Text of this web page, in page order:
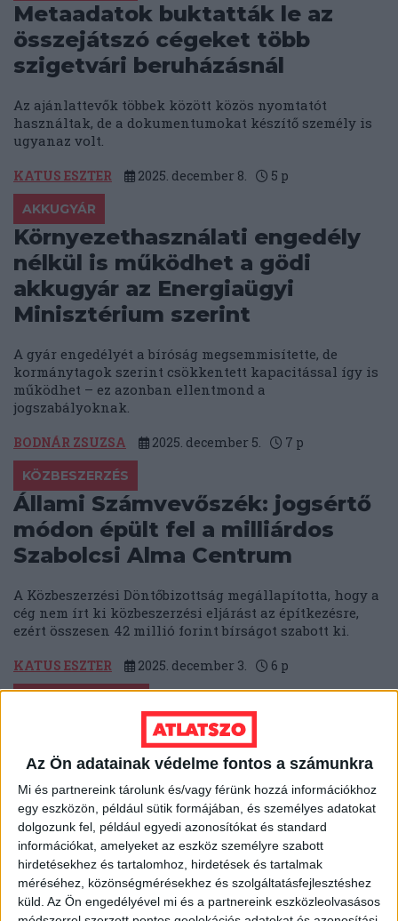
Az Ön adatainak védelme fontos a számunkra
Mi és partnereink tárolunk és/vagy férünk hozzá információkhoz
egy eszközön, például sütik formájában, és személyes adatokat
dolgozunk fel, például egyedi azonosítókat és standard
információkat, amelyeket az eszköz személyre szabott
hirdetésekhez és tartalomhoz, hirdetések és tartalmak
méréséhez, közönségmérésekhez és szolgáltatásfejlesztéshez
küld. Az Ön engedélyével mi és a partnereink eszközleolvasásos
Metaadatok buktatták le az
összejátszó cégeket több
szigetvári beruházásnál
Az ajánlattevők többek között közös nyomtatót
használtak, de a dokumentumokat készítő személy is
ugyanaz volt.
KATUS ESZTER 2025. december 8. 5 p
AKKUGYÁR
Környezethasználati engedély
nélkül is működhet a gödi
akkugyár az Energiaügyi
Minisztérium szerint
A gyár engedélyét a bíróság megsemmisítette, de
kormánytagok szerint csökkentett kapacitással így is
működhet – ez azonban ellentmond a
jogszabályoknak.
BODNÁR ZSUZSA 2025. december 5. 7 p
KÖZBESZERZÉS
Állami Számvevőszék: jogsértő
módon épült fel a milliárdos
Szabolcsi Alma Centrum
A Közbeszerzési Döntőbizottság megállapította, hogy a
cég nem írt ki közbeszerzési eljárást az építkezésre,
ezért összesen 42 millió forint bírságot szabott ki.
KATUS ESZTER 2025. december 3. 6 p
Nincs pénz a Lázár János
vadászháza felé vezető út
másik felének felújítására
A félbemaradt felújítás után egy évvel újra megnéztük
az utat, és közben a hídépítéssel kapcsolatban új
dolgokat is hallottunk. Videóriport.
SEGESVÁRI CSABA JÓZSA ZSOLT 2025. december 3.